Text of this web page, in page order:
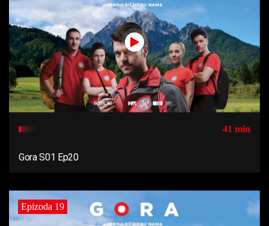
41 min
Gora S01 Ep20
Epizoda 19